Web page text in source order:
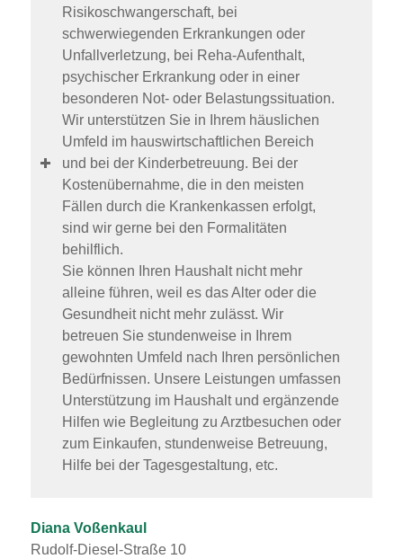
Risikoschwangerschaft, bei
schwerwiegenden Erkrankungen oder
Unfallverletzung, bei Reha-Aufenthalt,
psychischer Erkrankung oder in einer
besonderen Not- oder Belastungssituation.
Wir unterstützen Sie in Ihrem häuslichen
Umfeld im hauswirtschaftlichen Bereich
und bei der Kinderbetreuung. Bei der
Kostenübernahme, die in den meisten
Fällen durch die Krankenkassen erfolgt,
sind wir gerne bei den Formalitäten
behilflich.
Sie können Ihren Haushalt nicht mehr
alleine führen, weil es das Alter oder die
Gesundheit nicht mehr zulässt. Wir
betreuen Sie stundenweise in Ihrem
gewohnten Umfeld nach Ihren persönlichen
Bedürfnissen. Unsere Leistungen umfassen
Unterstützung im Haushalt und ergänzende
Hilfen wie Begleitung zu Arztbesuchen oder
zum Einkaufen, stundenweise Betreuung,
Hilfe bei der Tagesgestaltung, etc.
Diana Voßenkaul
Rudolf-Diesel-Straße 10